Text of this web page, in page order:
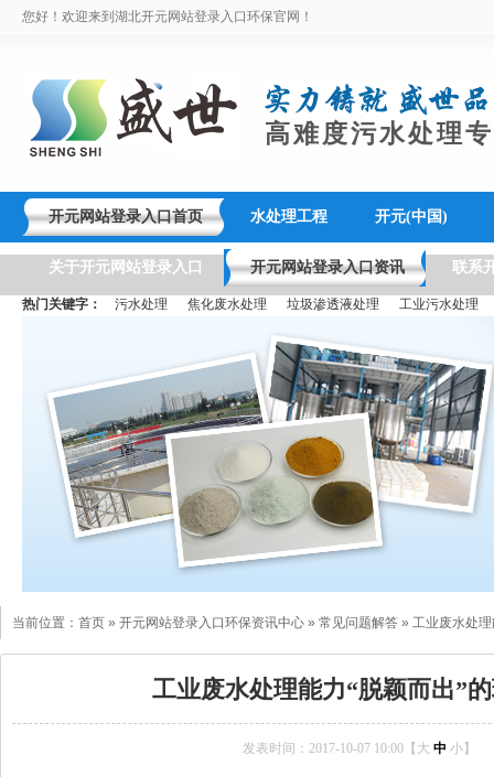
您好！欢迎来到湖北开元网站登录入口环保官网！
高难度污水处理
开元网站登录入口首页 水处理工程 开元(中国)
关于开元网站登录入口 开元网站登录入口资讯 联系
热门关键字： 污水处理 焦化废水处理 垃圾渗透液处理 工业污水处理
当前位置： 首页 » 开元网站登录入口环保资讯中心 » 常见问题解答 » 工业废水处理
工业废水处理能力“脱颖而出”
发表时间：2017-10-07 10:00【 大 中 小】